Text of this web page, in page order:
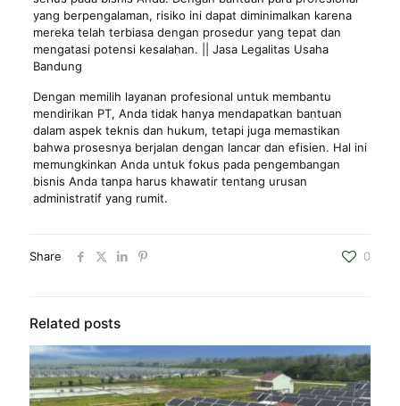
yang berpengalaman, risiko ini dapat diminimalkan karena
mereka telah terbiasa dengan prosedur yang tepat dan
mengatasi potensi kesalahan. || Jasa Legalitas Usaha
Bandung
Dengan memilih layanan profesional untuk membantu
mendirikan PT, Anda tidak hanya mendapatkan bantuan
dalam aspek teknis dan hukum, tetapi juga memastikan
bahwa prosesnya berjalan dengan lancar dan efisien. Hal ini
memungkinkan Anda untuk fokus pada pengembangan
bisnis Anda tanpa harus khawatir tentang urusan
administratif yang rumit.
Share 0
Related posts